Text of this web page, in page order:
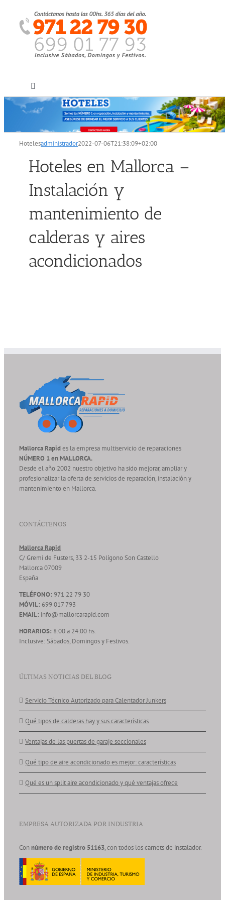
contenido
Toggle
Navigation
Inicio
Quiénes somos
Sectores clientes
Servicio Técnico
Contacto
Hotelesadministrador2022-07-06T21:38:09+02:00
Hoteles en Mallorca –
Instalación y
mantenimiento de
calderas y aires
acondicionados
Mallorca Rapides la empresa multiservicio de reparaciones
NÚMERO 1 en MALLORCA.
Desde el año 2002 nuestro objetivo ha sido mejorar, ampliar y
profesionalizar la oferta de servicios de reparación, instalación y
mantenimiento en Mallorca.
CONTÁCTENOS
Mallorca Rapid
C/ Gremi de Fusters, 33 2-15 Polígono Son Castello
Mallorca07009
España
TELÉFONO: 971 22 79 30
MÓVIL: 699 017 793
EMAIL: info@mallorcarapid.com
HORARIOS: 8:00 a 24:00 hs.
Inclusive: Sábados, Domingos y Festivos.
ÚLTIMAS NOTICIAS DEL BLOG
Servicio Técnico Autorizado para Calentador Junkers
Qué tipos de calderas hay y sus características
Ventajas de las puertas de garaje seccionales
Qué tipo de aire acondicionado es mejor: características
Qué es un split aire acondicionado y qué ventajas ofrece
EMPRESA AUTORIZADA POR INDUSTRIA
Con número de registro 51163, con todos los carnets de instalador.